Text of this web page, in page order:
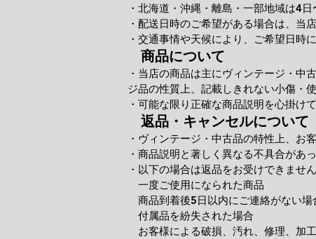
・北海道・沖縄・離島・一部地域は4
・配送日時のご希望がある場合は、当
・交通事情や天候により、ご希望日時
商品について
・当店の商品は主にヴィンテージ・中
ジ品の性質上、記載しきれない小傷・
・可能な限り正確な商品説明を心掛け
返品・キャンセルについて
・ヴィンテージ・中古品の特性上、お
・商品説明と著しく異なる不具合があ
・以下の場合は返品をお受けできません
一度ご使用になられた商品
商品到着後5日以内にご連絡がない場
付属品を紛失された場合
お客様による破損、汚れ、修理、加